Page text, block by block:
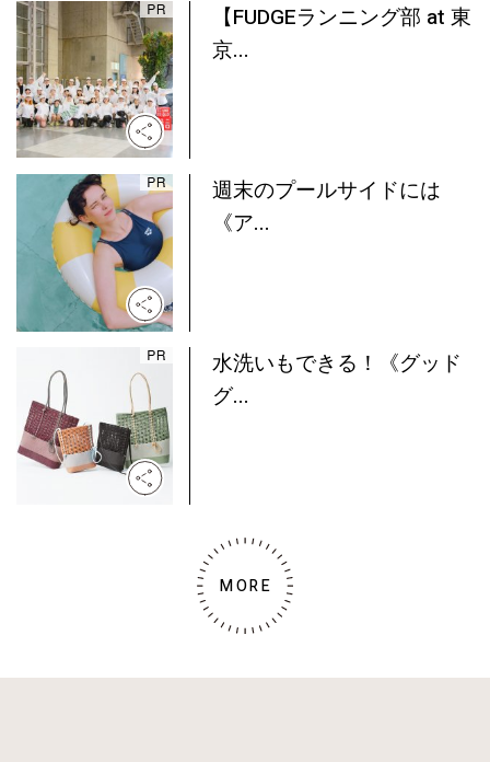
【FUDGEランニング部 at 東
京...
週末のプールサイドには
《ア...
水洗いもできる！《グッド
グ...
MORE